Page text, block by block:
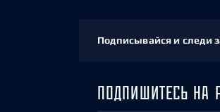
Подписывайся и следи
ПОДПИШИТЕСЬ НА